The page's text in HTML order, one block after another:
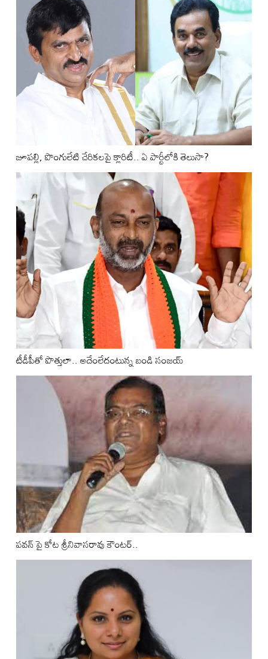
జూపల్లి, పొంగులేటి చేరికలపై క్లారిటీ.. ఏ పార్టీలోకి తెలుసా?
టీడీపీతో పొత్తులా.. అదేంలేదంటున్న బండి సంజయ్
పవన్ పై కోట శ్రీనివాసరావు కౌంటర్..